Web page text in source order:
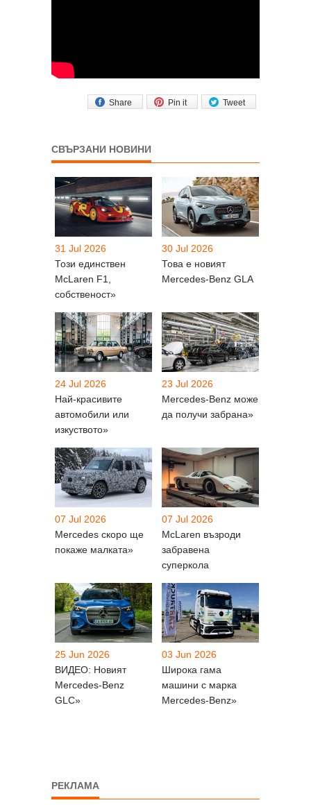
Tweet
Pin it
Share
СВЪРЗАНИ НОВИНИ
31 Jul 2026
Този единствен
McLaren F1,
собственост»
30 Jul 2026
Това е новият
Mercedes-Benz GLA
24 Jul 2026
Най-красивите
автомобили или
изкуството»
23 Jul 2026
Mercedes-Benz може
да получи забрана»
07 Jul 2026
Mercedes скоро ще
покаже малката»
07 Jul 2026
McLaren възроди
забравена
суперкола
25 Jun 2026
ВИДЕО: Новият
Mercedes-Benz
GLC»
03 Jun 2026
Широка гама
машини с марка
Mercedes-Benz»
РЕКЛАМА